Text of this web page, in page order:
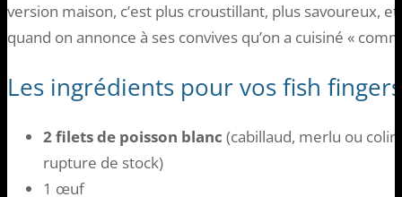
version maison, c’est plus croustillant, plus savoureux,
quand on annonce à ses convives qu’on a cuisiné «
Les ingrédients pour vos fish fingers
2 filets de poisson blanc (cabillaud, merlu ou
rupture de stock)
1 œuf